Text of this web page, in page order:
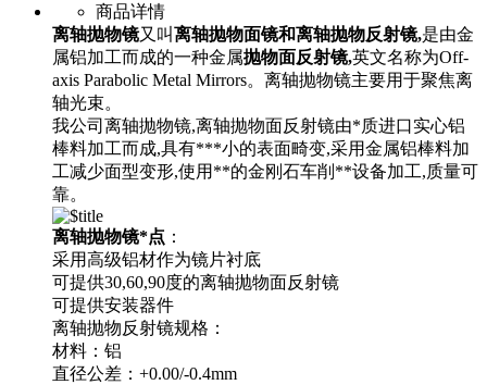
商品详情
离轴抛物镜又叫离轴抛物面镜和离轴抛物反射镜,是由金
属铝加工而成的一种金属抛物面反射镜,英文名称为Off-
axis Parabolic Metal Mirrors。 离轴抛物镜主要用于聚焦离
轴光束。
我公司离轴抛物镜,离轴抛物面反射镜由*质进口实心铝
棒料加工而成,具有***小的表面畸变,采用金属铝棒料加
工减少面型变形,使用**的金刚石车削**设备加工,质量可
靠。
离轴抛物镜*点 ：
采用高级铝材作为镜片衬底
可提供30,60,90度的离轴抛物面反射镜
可提供安装器件
离轴抛物反射镜规格：
材料：铝
直径公差：+0.00/-0.4mm